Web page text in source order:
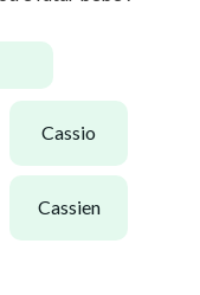
cassio
cassien